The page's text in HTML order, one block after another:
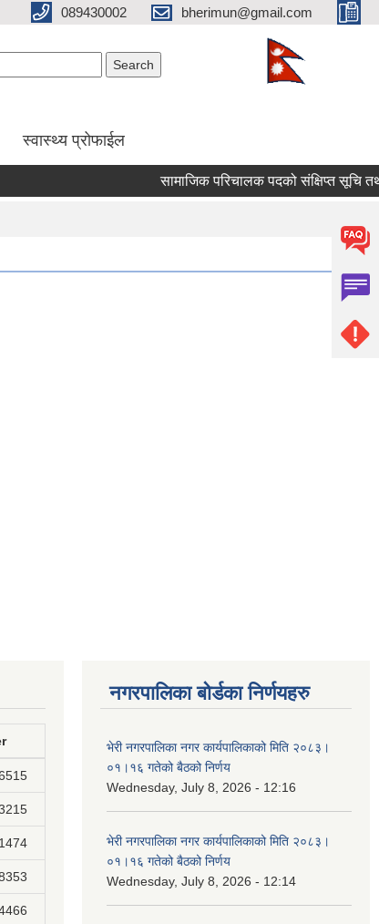
089430002 bherimun@gmail.com
स्वास्थ्य प्रोफाईल
सामाजिक परिचालक पदको संक्षिप्त सूचि तथा
नगरपालिका बोर्डका निर्णयहरु
भेरी नगरपालिका नगर कार्यपालिकाको मिति २०८३।
०१।१६ गतेको बैठको निर्णय
Wednesday, July 8, 2026 - 12:16
भेरी नगरपालिका नगर कार्यपालिकाको मिति २०८३।
०१।१६ गतेको बैठको निर्णय
Wednesday, July 8, 2026 - 12:14